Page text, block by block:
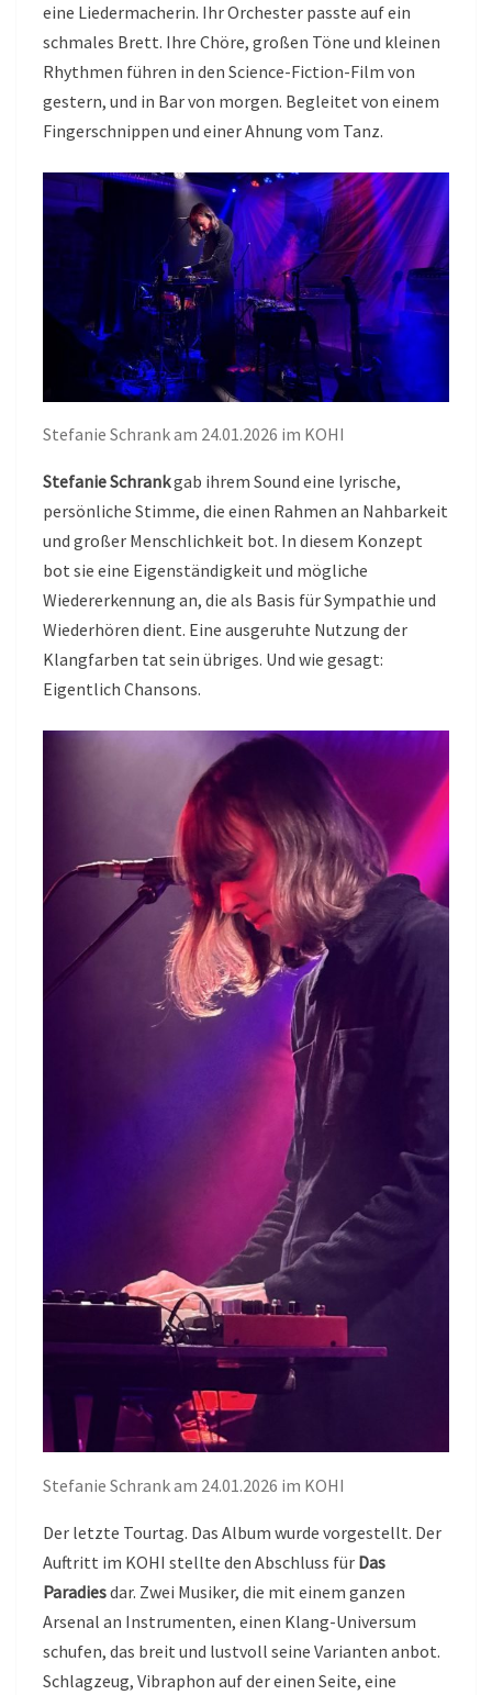
eine Liedermacherin. Ihr Orchester passte auf ein
schmales Brett. Ihre Chöre, großen Töne und kleinen
Rhythmen führen in den Science-Fiction-Film von
gestern, und in Bar von morgen. Begleitet von einem
Fingerschnippen und einer Ahnung vom Tanz.
Stefanie Schrank am 24.01.2026 im KOHI
Stefanie Schrankgab ihrem Sound eine lyrische,
persönliche Stimme, die einen Rahmen an Nahbarkeit
und großer Menschlichkeit bot. In diesem Konzept
bot sie eine Eigenständigkeit und mögliche
Wiedererkennung an, die als Basis für Sympathie und
Wiederhören dient. Eine ausgeruhte Nutzung der
Klangfarben tat sein übriges. Und wie gesagt:
Eigentlich Chansons.
Stefanie Schrank am 24.01.2026 im KOHI
Der letzte Tourtag. Das Album wurde vorgestellt. Der
Auftritt im KOHI stellte den Abschluss für Das
Paradiesdar. Zwei Musiker, die mit einem ganzen
Arsenal an Instrumenten, einen Klang-Universum
schufen, das breit und lustvoll seine Varianten anbot.
Schlagzeug, Vibraphon auf der einen Seite, eine